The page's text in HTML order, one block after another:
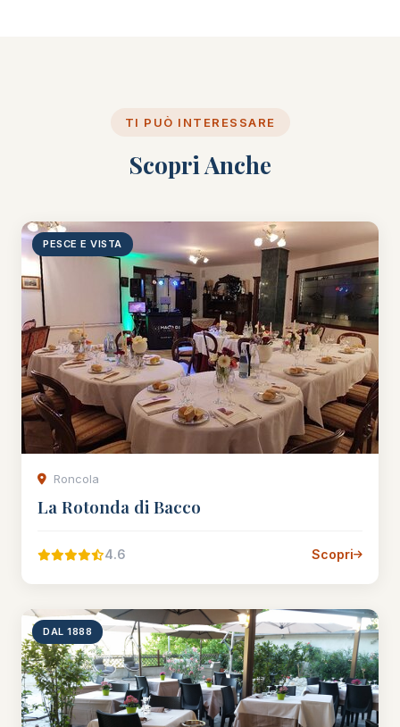
TI PUÒ INTERESSARE
Scopri Anche
PESCE E VISTA
Roncola
La Rotonda di Bacco
4.6 Scopri
DAL 1888